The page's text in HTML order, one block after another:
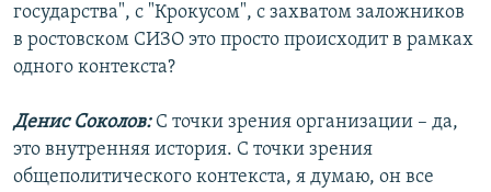
государства", с "Крокусом", с захватом заложников
в ростовском СИЗО это просто происходит в рамках
одного контекста?
Денис Соколов:С точки зрения организации – да,
это внутренняя история. С точки зрения
общеполитического контекста, я думаю, он все